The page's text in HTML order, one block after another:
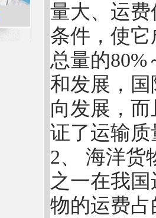
量大、运
条件，使
总量的80%
和发展，
向发展，
证了运输
2、 海洋货
之一在我
物的运费